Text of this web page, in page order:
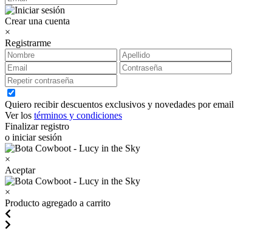
Crear una cuenta
×
Registrarme
Quiero recibir descuentos exclusivos y novedades por email
Ver los términos y condiciones
Finalizar registro
o iniciar sesión
×
Aceptar
×
Producto agregado a carrito